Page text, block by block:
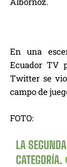
En una
Ecuador TV
Twitter se
campo de
FOTO:
LA